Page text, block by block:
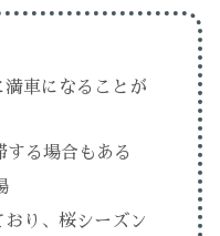
車になることが
する場合もある
り、桜シーズン